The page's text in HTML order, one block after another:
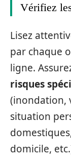
Vérifiez
Lisez
par chaque
ligne.
risques
(inondation,
situation
domicile,